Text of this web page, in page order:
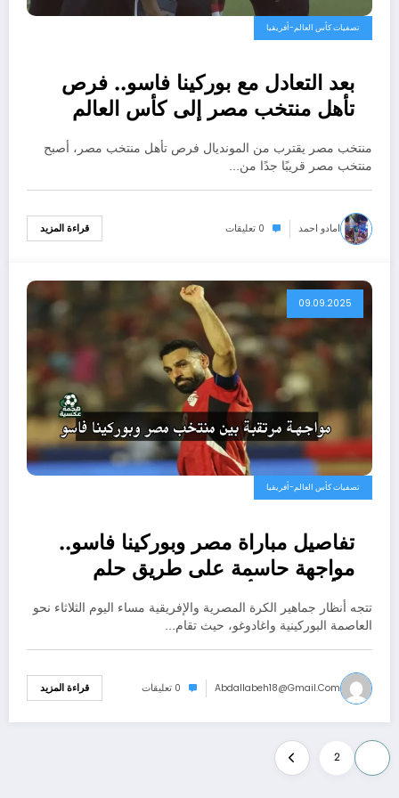
تصفيات كأس العالم-أفريقيا
بعد التعادل مع بوركينا فاسو.. فرص
تأهل منتخب مصر إلى كأس العالم
منتخب مصر يقترب من المونديال فرص تأهل منتخب مصر، أصبح
منتخب مصر قريبًا جدًا من…
امادو احمد 0 تعليقات قراءة المزيد
09.09.2025
تصفيات كأس العالم-أفريقيا
تفاصيل مباراة مصر وبوركينا فاسو..
مواجهة حاسمة على طريق حلم
التأهل إلى كأس العالم 2026
تتجه أنظار جماهير الكرة المصرية والإفريقية مساء اليوم الثلاثاء نحو
العاصمة البوركينية واغادوغو، حيث تقام…
Abdallabeh18@gmail.com 0 تعليقات قراءة المزيد
Posts
pagination
2